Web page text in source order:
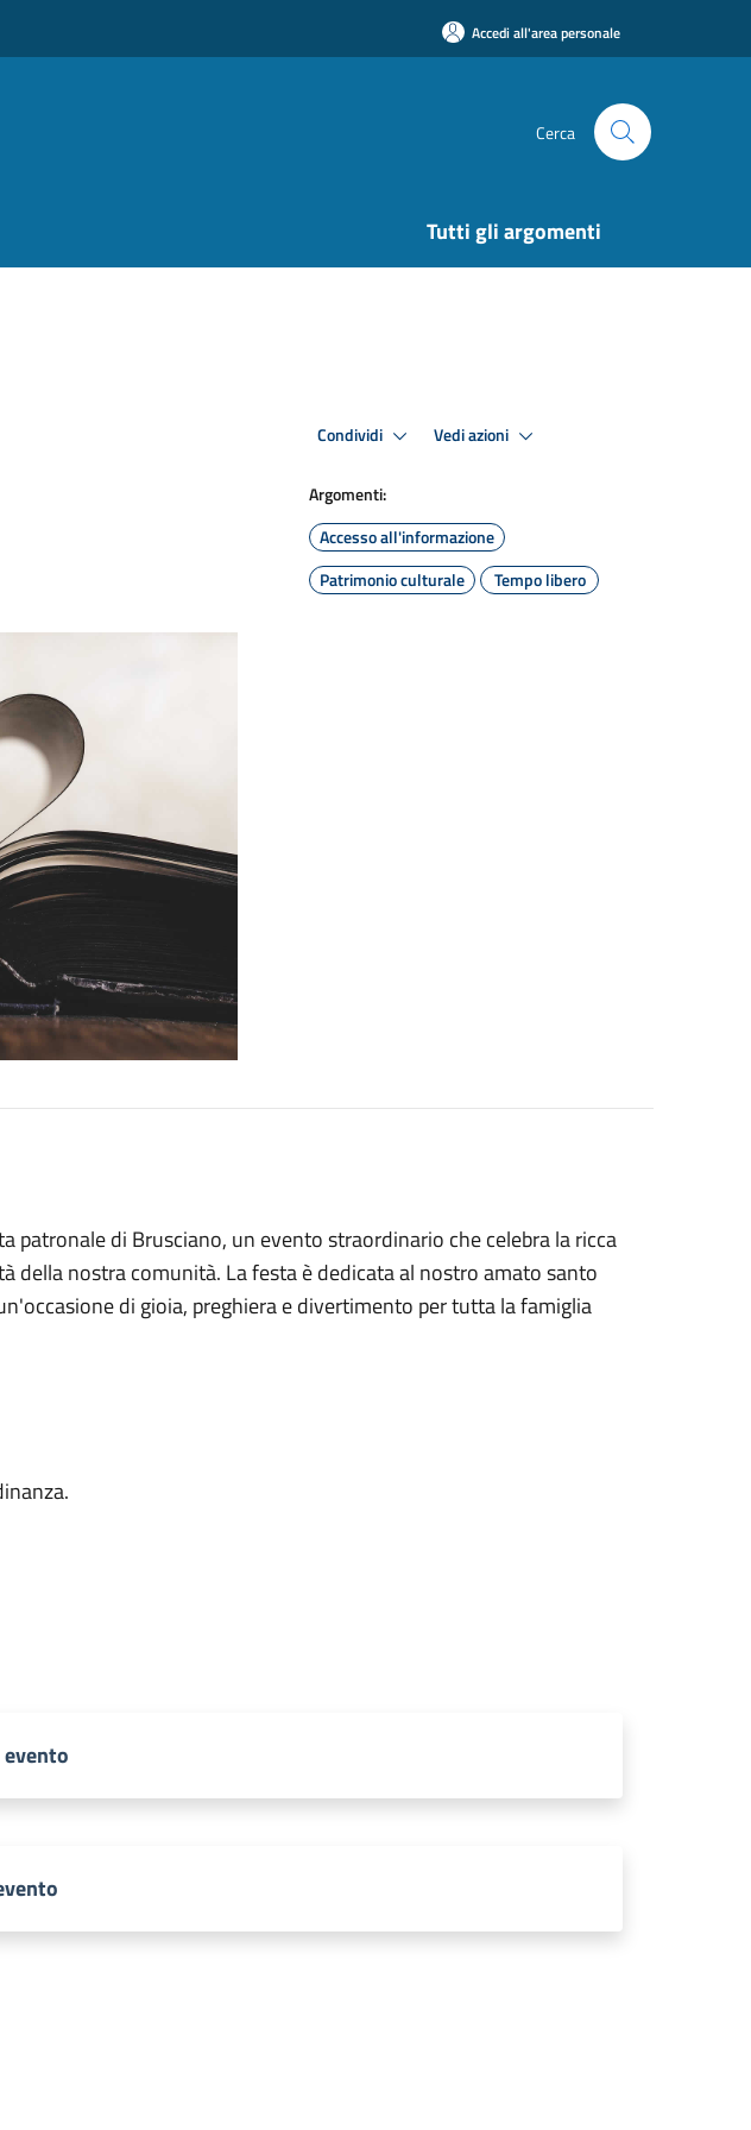
Accedi all'area personale
Cerca
Tutti gli argomenti
Condividi Vedi azioni
Argomenti:
Accesso all'informazione
Patrimonio culturale
Tempo libero
patronale di Brusciano, un evento straordinario che celebra la ricca
della nostra comunità. La festa è dedicata al nostro amato santo
di gioia, preghiera e divertimento per tutta la famiglia